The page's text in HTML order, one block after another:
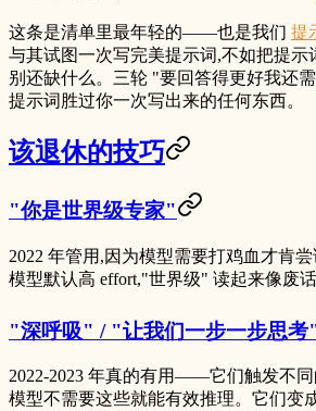
这条是清单里最年轻的——也是我们 提
与其试图一次写完美提示词,不如把提示
别还缺什么。三轮 "要回答得更好我还
提示词胜过你一次写出来的任何东西。
该退休的技巧
"你是世界级专家"
2022 年管用,因为模型需要打鸡血才肯
模型默认高 effort,"世界级" 读起来像废
"深呼吸" / "让我们一步一步思考
2022-2023 年真的有用——它们触发不
模型不需要这些就能有效推理。它们变